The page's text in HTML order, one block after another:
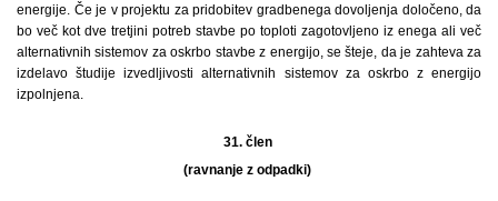
energije. Če je v projektu za pridobitev gradbenega dovoljenja določeno, da
bo več kot dve tretjini potreb stavbe po toploti zagotovljeno iz enega ali več
alternativnih sistemov za oskrbo stavbe z energijo, se šteje, da je zahteva za
izdelavo študije izvedljivosti alternativnih sistemov za oskrbo z energijo
izpolnjena.
31. člen
(ravnanje z odpadki)